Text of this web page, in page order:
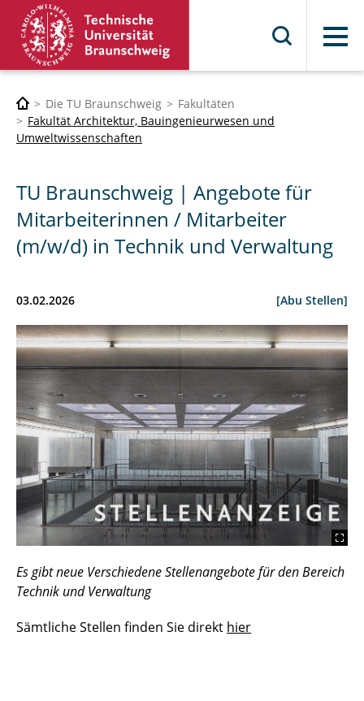
Menü
Die TU Braunschweig
Fakultäten
Fakultät Architektur, Bauingenieurwesen und
Umweltwissenschaften
TU Braunschweig | Angebote für
Mitarbeiterinnen / Mitarbeiter
(m/w/d) in Technik und Verwaltung
03.02.2026 [Abu Stellen]
Es gibt neue Verschiedene Stellenangebote für den Bereich
Technik und Verwaltung
Sämtliche Stellen finden Sie direkt hier